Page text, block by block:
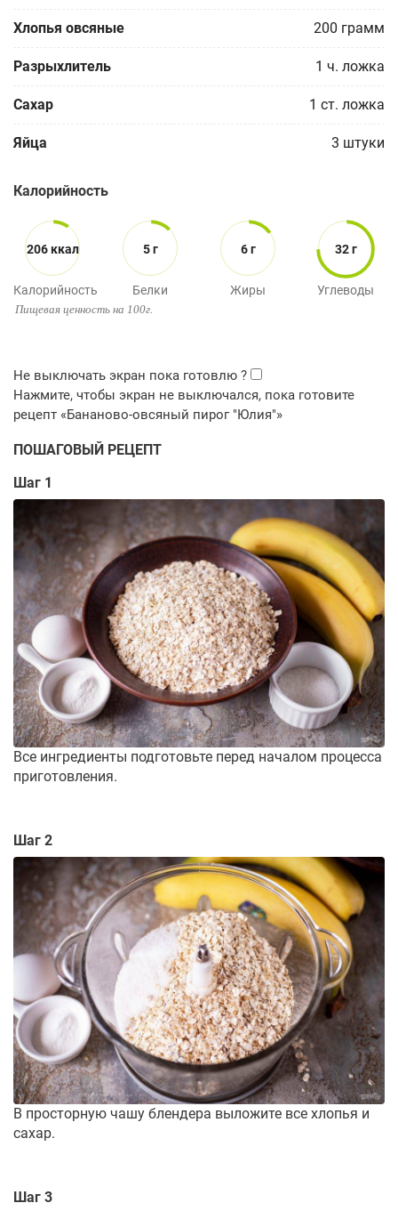
Хлопья овсяные 200 грамм
Разрыхлитель 1 ч. ложка
Сахар 1 ст. ложка
Яйца 3 штуки
Калорийность
206 ккал
Калорийность
5 г
Белки
6 г
Жиры
32 г
Углеводы
Пищевая ценность на 100г.
ПОШАГОВЫЙ РЕЦЕПТ
Шаг 1
Все ингредиенты подготовьте перед началом процесса
приготовления.
Шаг 2
В просторную чашу блендера выложите все хлопья и
сахар.
Шаг 3